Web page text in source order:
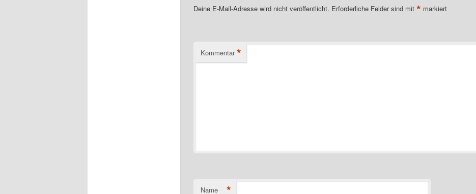
Deine E-Mail-Adresse wird nicht veröffentlicht. Erforderliche Felder sind mit * markiert
Kommentar *
Name *